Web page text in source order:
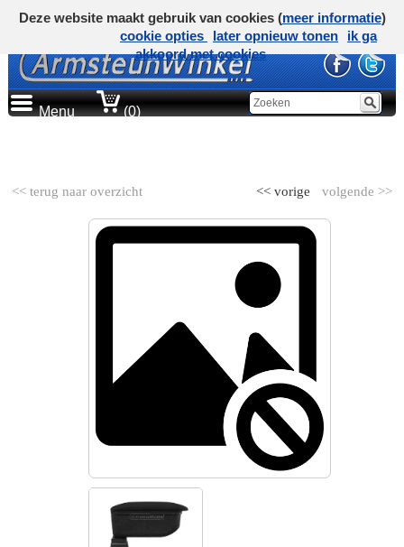
Menu (0)
<< terug naar overzicht volgende >>
<< vorige
Deze website maakt gebruik van cookies (meer informatie)
cookie opties
later opnieuw tonen
ik ga
akkoord met cookies